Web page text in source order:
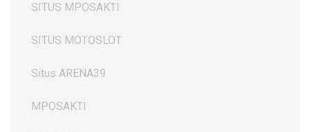
SITUS MPOSAKTI
SITUS MOTOSLOT
Situs ARENA39
MPOSAKTI